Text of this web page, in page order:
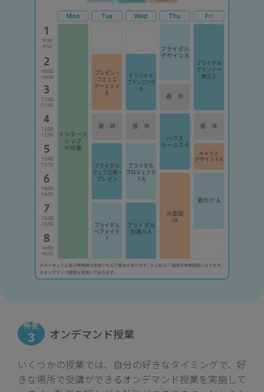
特長
3 オンデマンド授業
いくつかの授業では、自分の好きなタイミングで、好
きな場所で受講ができるオンデマンド授業を実施して